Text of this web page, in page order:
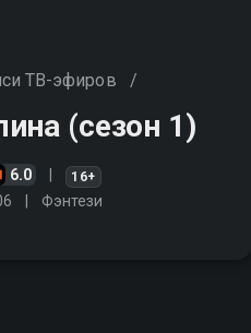
ТВ-эфиров /
(сезон 1)
6.0 16+
Фэнтези